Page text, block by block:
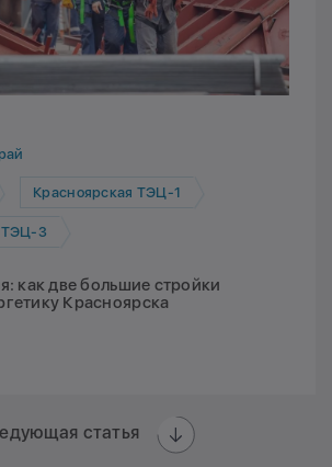
Красноярская ТЭЦ-1
ТЭЦ-3
как две большие стройки
Красноярска
статья